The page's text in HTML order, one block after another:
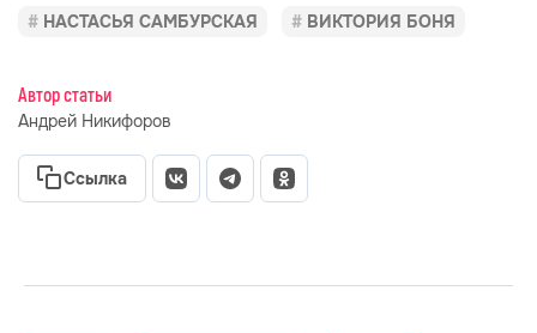
НАСТАСЬЯ САМБУРСКАЯ ВИКТОРИЯ БОНЯ
Автор статьи
Андрей Никифоров
Ссылка